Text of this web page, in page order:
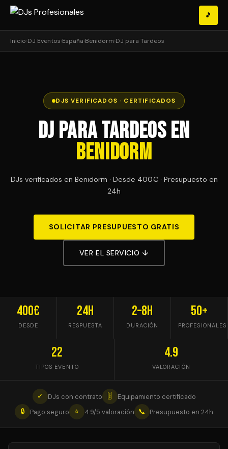
🎵
Inicio›DJ Eventos›España›Benidorm›DJ para Tardeos
DJS VERIFICADOS · CERTIFICADOS
DJ para Tardeos en
Benidorm
DJs verificados en Benidorm · Desde 400€ · Presupuesto en
24h
SOLICITAR PRESUPUESTO GRATIS
VER EL SERVICIO ↓
400€
DESDE
24h
RESPUESTA
2–8h
DURACIÓN
50+
PROFESIONALES
22
TIPOS EVENTO
4.9
VALORACIÓN
✓ DJs con contrato 🎚
Equipamiento certificado
🔒
Pago seguro ⭐ 4.9/5 valoración 📞 Presupuesto en 24h